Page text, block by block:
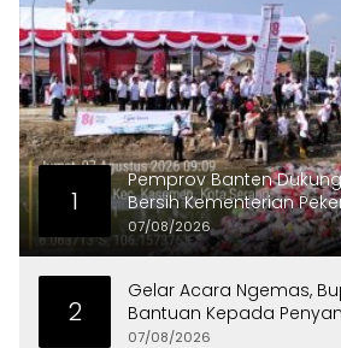
1
Pemprov Banten
Bersih Kementerian
07/08/2026
2
Gelar Acara Ngemas,
Bantuan Kepada
07/08/2026